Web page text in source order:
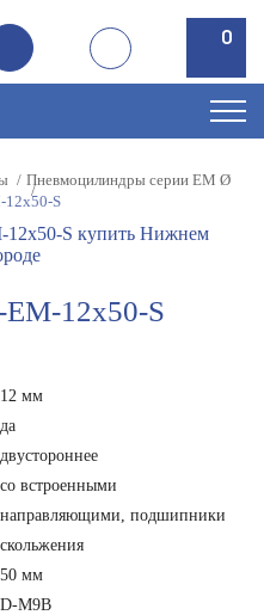
0
0
Пневмоцилиндры серии EM Ø
12x50-S
12x50-S
12 мм
да
двустороннее
со встроенными
направляющими, подшипники
скольжения
50 мм
D-M9B